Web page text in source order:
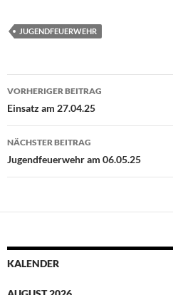
JUGENDFEUERWEHR
Beitragsnavigation
VORHERIGER BEITRAG
Einsatz am 27.04.25
NÄCHSTER BEITRAG
Jugendfeuerwehr am 06.05.25
KALENDER